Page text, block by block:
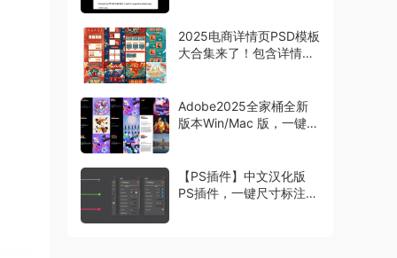
2025电商详情页PSD模板
大合集来了！包含详情页
Adobe2025全家桶全新
版本Win/Mac 版，一键安
【PS插件】中文汉化版
PS插件，一键尺寸标注工